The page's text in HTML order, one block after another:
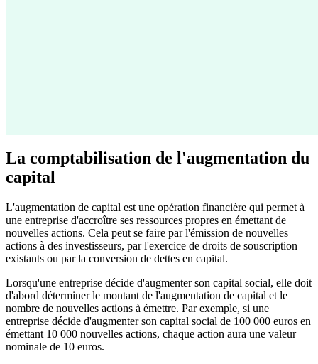
La comptabilisation de l'augmentation du
capital
L'augmentation de capital est une opération financière qui permet à
une entreprise d'accroître ses ressources propres en émettant de
nouvelles actions. Cela peut se faire par l'émission de nouvelles
actions à des investisseurs, par l'exercice de droits de souscription
existants ou par la conversion de dettes en capital.
Lorsqu'une entreprise décide d'augmenter son capital social, elle doit
d'abord déterminer le montant de l'augmentation de capital et le
nombre de nouvelles actions à émettre. Par exemple, si une
entreprise décide d'augmenter son capital social de 100 000 euros en
émettant 10 000 nouvelles actions, chaque action aura une valeur
nominale de 10 euros.